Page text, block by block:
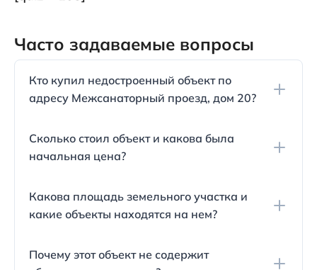
Часто задаваемые вопросы
Кто купил недостроенный объект по
адресу Межсанаторный проезд, дом 20?
приобрело ООО "Лэнд" из Краснодара. Этот
объект был начат около десяти лет назад
"Южная строительная коммуникационная
компания", которая позже была признана
Сколько стоил объект и какова была
начальная цена?
550 миллионов 844 тысячи 250 рублей, тогда как
его начальная стоимость составляла примерно
Какова площадь земельного участка и
какие объекты находятся на нем?
175 квадратных метров. На этом участке
Почему этот объект не содержит